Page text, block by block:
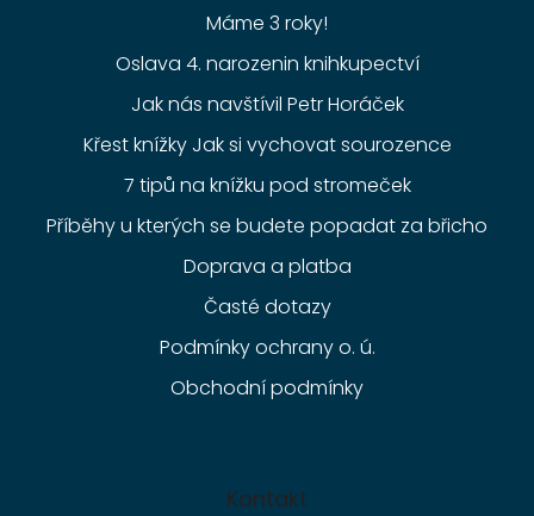
Máme 3 roky!
Oslava 4. narozenin knihkupectví
Jak nás navštívil Petr Horáček
Křest knížky Jak si vychovat sourozence
7 tipů na knížku pod stromeček
Příběhy u kterých se budete popadat za břicho
Doprava a platba
Časté dotazy
Podmínky ochrany o. ú.
Obchodní podmínky
Kontakt